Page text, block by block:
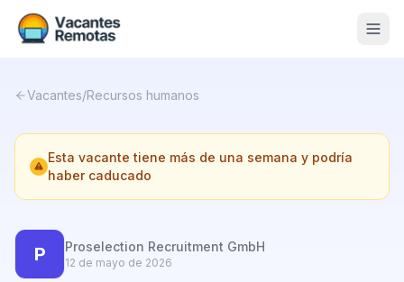
Nosotros
Contacto
Calculadora Freelance Gratis
Vacantes/Recursos humanos
Esta vacante tiene más de una semana y podría
haber caducado
P Proselection Recruitment GmbH
12 de mayo de 2026